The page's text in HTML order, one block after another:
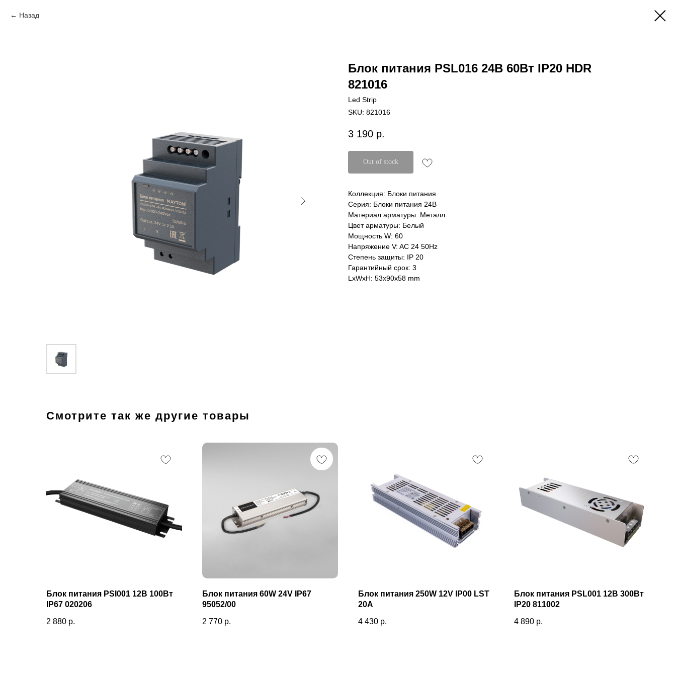
Назад
Блок питания PSL016 24В 60Вт IP20 HDR
821016
Led Strip
SKU: 821016
3 190 р.
Out of stock
Коллекция: Блоки питания
Серия: Блоки питания 24В
Материал арматуры: Металл
Цвет арматуры: Белый
Мощность W: 60
Напряжение V: AC 24 50Hz
Степень защиты: IP 20
Гарантийный срок: 3
LxWxH: 53x90x58 mm
Смотрите так же другие товары
Блок питания PSI001 12В 100Вт
IP67 020206
2 880 р.
Блок питания 60W 24V IP67
95052/00
2 770 р.
Блок питания 250W 12V IP00 LST
20A
4 430 р.
Блок питания PSL001 12В 300Вт
IP20 811002
4 890 р.